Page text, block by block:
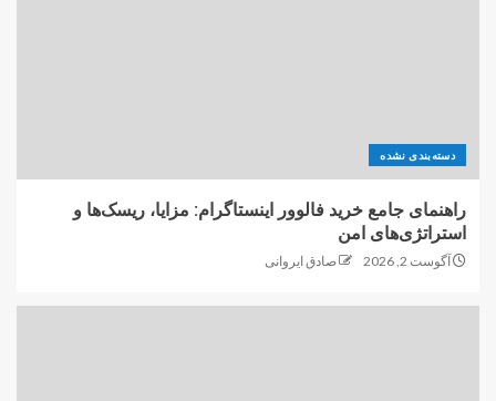
دسته‌بندی نشده
راهنمای جامع خرید فالوور اینستاگرام: مزایا، ریسک‌ها و
استراتژی‌های امن
آگوست 2, 2026 صادق ایروانی